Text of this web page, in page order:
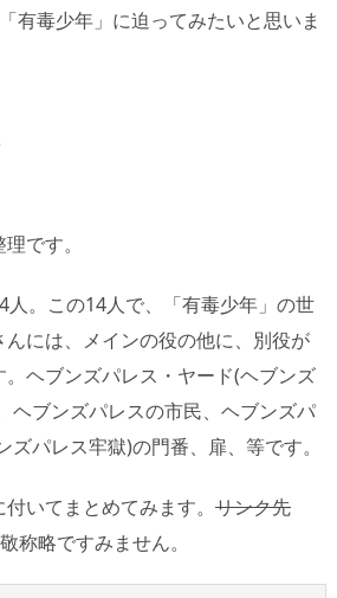
有毒少年」に迫ってみたいと思いま
です。
人。この14人で、「有毒少年」の世
には、メインの役の他に、別役が
ヘブンズパレス・ヤード(ヘブンズ
ヘブンズパレスの市民、ヘブンズパ
ズパレス牢獄)の門番、扉、等です。
いてまとめてみます。 リンク先
敬称略ですみません。